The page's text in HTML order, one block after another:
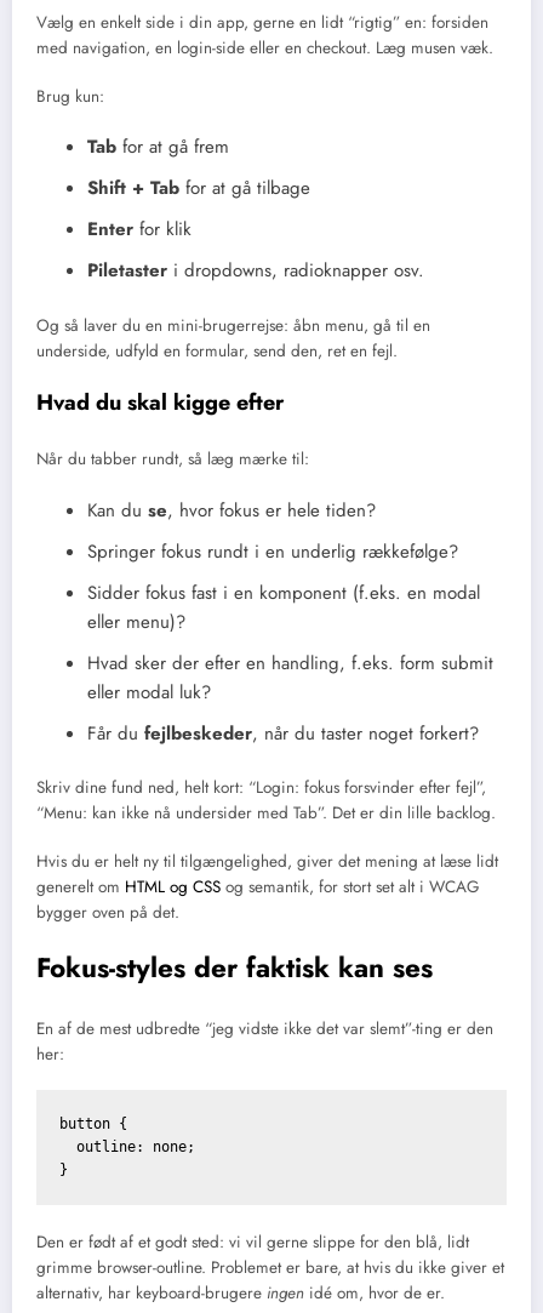
Vælg en enkelt side i din app, gerne en lidt “rigtig” en: forsiden
med navigation, en login-side eller en checkout. Læg musen væk.
Brug kun:
Tab for at gå frem
Shift + Tab for at gå tilbage
Enter for klik
Piletaster i dropdowns, radioknapper osv.
Og så laver du en mini-brugerrejse: åbn menu, gå til en
underside, udfyld en formular, send den, ret en fejl.
Hvad du skal kigge efter
Når du tabber rundt, så læg mærke til:
Kan du se, hvor fokus er hele tiden?
Springer fokus rundt i en underlig rækkefølge?
Sidder fokus fast i en komponent (f.eks. en modal
eller menu)?
Hvad sker der efter en handling, f.eks. form submit
eller modal luk?
Får du fejlbeskeder, når du taster noget forkert?
Skriv dine fund ned, helt kort: “Login: fokus forsvinder efter fejl”,
“Menu: kan ikke nå undersider med Tab”. Det er din lille backlog.
Hvis du er helt ny til tilgængelighed, giver det mening at læse lidt
generelt om HTML og CSS og semantik, for stort set alt i WCAG
bygger oven på det.
Fokus-styles der faktisk kan ses
En af de mest udbredte “jeg vidste ikke det var slemt”-ting er den
her:
button {
  outline: none;
Den er født af et godt sted: vi vil gerne slippe for den blå, lidt
grimme browser-outline. Problemet er bare, at hvis du ikke giver et
alternativ, har keyboard-brugere ingen idé om, hvor de er.